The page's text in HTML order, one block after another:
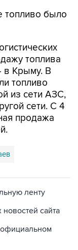
топливо было
топлива
в Крыму. В
топливо
из сети АЗС,
сети. С 4
продажа
ленту
сайта